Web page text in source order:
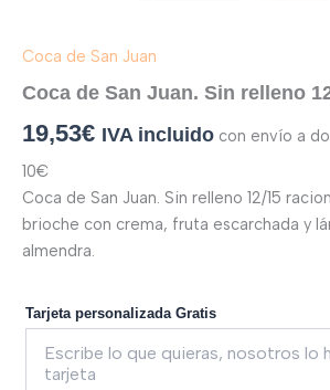
Coca de San Juan
Coca de San Juan. Sin relleno
19,53€ IVA incluido con envío a
10€
Coca de San Juan. Sin relleno 12/15
brioche con crema, fruta escarchada y
almendra.
Tarjeta personalizada Gratis